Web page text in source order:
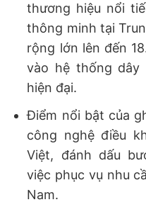
thương hiệu nổi
thông minh tại
rộng lớn lên đến
vào hệ thống dây
hiện đại.
Điểm nổi bật của
công nghệ điều
Việt, đánh dấu
việc phục vụ nhu
Nam.